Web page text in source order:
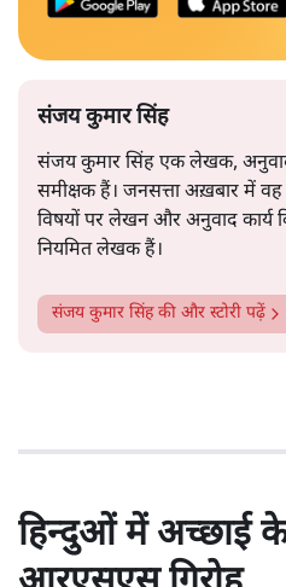
संजय कुमार सिंह
संजय कुमार सिंह एक लेखक,
समीक्षक हैं। जनसत्ता अख़बार में वह
विषयों पर लेखन और अनुवाद कार्य
नियमित लेखक हैं।
संजय कुमार सिंहकी और स्टोरी पढ़ें
हिन्दुओं में अच्छाई